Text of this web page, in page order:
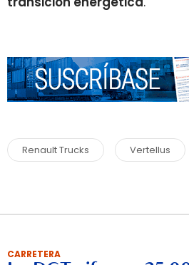
Renault Trucks Vertellus
CARRETERA